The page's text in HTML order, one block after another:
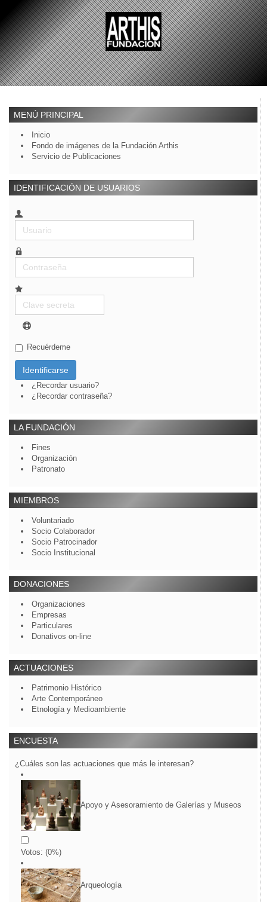
MENÚ PRINCIPAL
Inicio
Fondo de imágenes de la Fundación Arthis
Servicio de Publicaciones
IDENTIFICACIÓN DE USUARIOS
Contraseña
Recuérdeme
Identificarse
¿Recordar usuario?
¿Recordar contraseña?
LA FUNDACIÓN
Fines
Organización
Patronato
MIEMBROS
Voluntariado
Socio Colaborador
Socio Patrocinador
Socio Institucional
DONACIONES
Organizaciones
Empresas
Particulares
Donativos on-line
ACTUACIONES
Patrimonio Histórico
Arte Contemporáneo
Etnología y Medioambiente
ENCUESTA
¿Cuáles son las actuaciones que más le interesan?
Apoyo y Asesoramiento de Galerías y Museos
Votos: (0%)
Arqueología